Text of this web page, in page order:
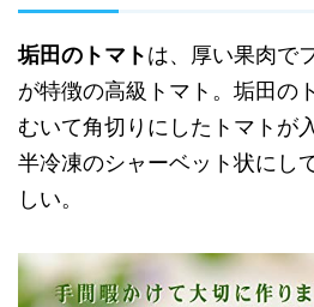
垢田のトマトは、厚い果肉で
が特徴の高級トマト。垢田の
むいて角切りにしたトマトが
半冷凍のシャーベット状にし
しい。